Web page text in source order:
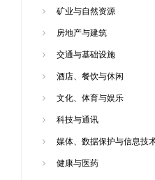
矿业与自然资源
房地产与建筑
交通与基础设施
酒店、餐饮与休闲
文化、体育与娱乐
科技与通讯
媒体、数据保护与信息技
健康与医药